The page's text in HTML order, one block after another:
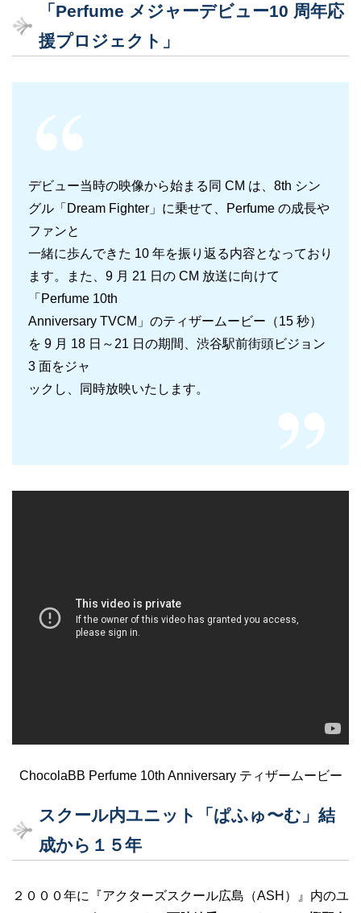
「Perfume メジャーデビュー10 周年応
援プロジェクト」
デビュー当時の映像から始まる同 CM は、8th シン
グル「Dream Fighter」に乗せて、Perfume の成長や
ファンと
一緒に歩んできた 10 年を振り返る内容となっており
ます。また、9 月 21 日の CM 放送に向けて
「Perfume 10th
Anniversary TVCM」のティザームービー（15 秒）
を 9 月 18 日～21 日の期間、渋谷駅前街頭ビジョン
3 面をジャ
ックし、同時放映いたします。
ChocolaBB Perfume 10th Anniversary ティザームービー
スクール内ユニット「ぱふゅ〜む」結
成から１５年
２０００年に『アクターズスクール広島（ASH）』内のユ